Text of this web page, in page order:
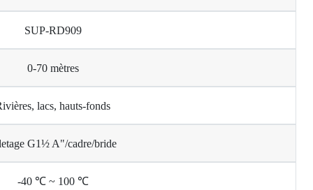
SUP-RD909
0-70 mètres
lacs, hauts-fonds
G1½ A"/cadre/bride
-40 ℃ ~ 100 ℃